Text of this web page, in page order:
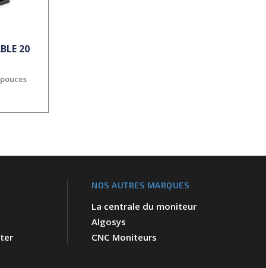
20
NOS AUTRES MARQUES
La centrale du moniteur
Algosys
CNC Moniteurs